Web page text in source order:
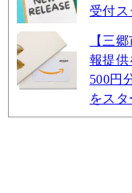
受付ス
【三
報提供
500円
をスタ